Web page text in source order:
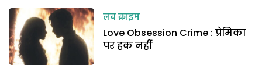
लव क्राइम
Love Obsession Crime : प्रेमिका
पर हक नहीं